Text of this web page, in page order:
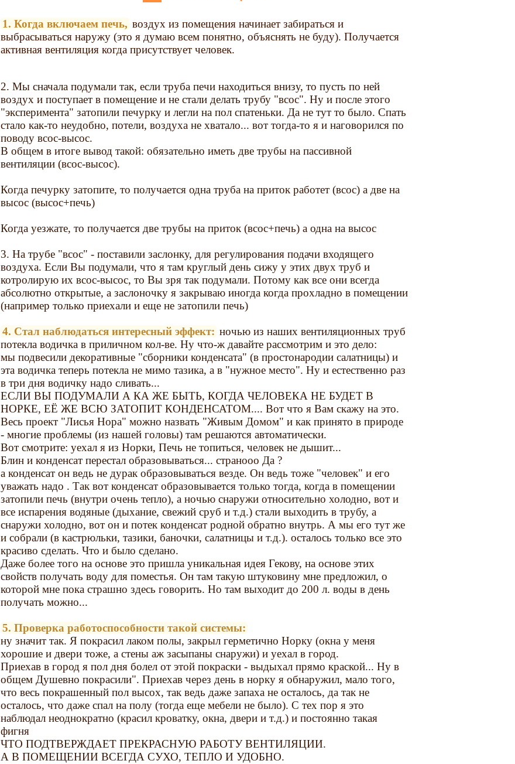
1. Когда включаем печь, воздух из помещения начинает забираться и
выбрасываться наружу (это я думаю всем понятно, объяснять не буду). Получается
активная вентиляция когда присутствует человек.
2. Мы сначала подумали так, если труба печи находиться внизу, то пусть по ней
воздух и поступает в помещение и не стали делать трубу "всос". Ну и после этого
"эксперимента" затопили печурку и легли на пол спатеньки. Да не тут то было. Спать
стало как-то неудобно, потели, воздуха не хватало... вот тогда-то я и наговорился по
поводу всос-высос.
В общем в итоге вывод такой: обязательно иметь две трубы на пассивной
вентиляции (всос-высос).
Когда печурку затопите, то получается одна труба на приток работет (всос) а две на
высос (высос+печь)
Когда уезжате, то получается две трубы на приток (всос+печь) а одна на высос
3. На трубе "всос" - поставили заслонку, для регулирования подачи входящего
воздуха. Если Вы подумали, что я там круглый день сижу у этих двух труб и
котролирую их всос-высос, то Вы зря так подумали. Потому как все они всегда
абсолютно открытые, а заслоночку я закрываю иногда когда прохладно в помещении
(например только приехали и еще не затопили печь)
4. Стал наблюдаться интересный эффект: ночью из наших вентиляционных труб
потекла водичка в приличном кол-ве. Ну что-ж давайте рассмотрим и это дело:
мы подвесили декоративные "сборники конденсата" (в простонародии салатницы) и
эта водичка теперь потекла не мимо тазика, а в "нужное место". Ну и естественно раз
в три дня водичку надо сливать...
ЕСЛИ ВЫ ПОДУМАЛИ А КА ЖЕ БЫТЬ, КОГДА ЧЕЛОВЕКА НЕ БУДЕТ В
НОРКЕ, ЕЁ ЖЕ ВСЮ ЗАТОПИТ КОНДЕНСАТОМ.... Вот что я Вам скажу на это.
Весь проект "Лисья Нора" можно назвать "Живым Домом" и как принято в природе
- многие проблемы (из нашей головы) там решаются автоматически.
Вот смотрите: уехал я из Норки, Печь не топиться, человек не дышит...
Блин и конденсат перестал образовываться... странооо Да ?
а конденсат он ведь не дурак образовываться везде. Он ведь тоже "человек" и его
уважать надо . Так вот конденсат образовывается только тогда, когда в помещении
затопили печь (внутри очень тепло), а ночью снаружи относительно холодно, вот и
все испарения водяные (дыхание, свежий сруб и т.д.) стали выходить в трубу, а
снаружи холодно, вот он и потек конденсат родной обратно внутрь. А мы его тут же
и собрали (в кастрюльки, тазики, баночки, салатницы и т.д.). осталось только все это
красиво сделать. Что и было сделано.
Даже более того на основе это пришла уникальная идея Гекову, на основе этих
свойств получать воду для поместья. Он там такую штуковину мне предложил, о
которой мне пока страшно здесь говорить. Но там выходит до 200 л. воды в день
получать можно...
5. Проверка работоспособности такой системы:
ну значит так. Я покрасил лаком полы, закрыл герметично Норку (окна у меня
хорошие и двери тоже, а стены аж засыпаны снаружи) и уехал в город.
Приехав в город я пол дня болел от этой покраски - выдыхал прямо краской... Ну в
общем Душевно покрасили". Приехав через день в норку я обнаружил, мало того,
что весь покрашенный пол высох, так ведь даже запаха не осталось, да так не
осталось, что даже спал на полу (тогда еще мебели не было). С тех пор я это
наблюдал неоднократно (красил кроватку, окна, двери и т.д.) и постоянно такая
фигня
ЧТО ПОДТВЕРЖДАЕТ ПРЕКРАСНУЮ РАБОТУ ВЕНТИЛЯЦИИ.
А В ПОМЕЩЕНИИ ВСЕГДА СУХО, ТЕПЛО И УДОБНО.